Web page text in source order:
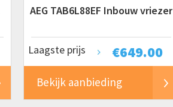
AEG TAB6L88EF Inbouw vriezer
€649.00
Laagste prijs
Bekijk aanbieding